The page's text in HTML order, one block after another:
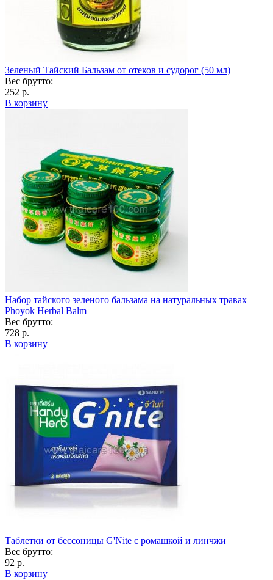
Зеленый Тайский Бальзам от отеков и судорог (50 мл)
Вес брутто:
252 р.
В корзину
Набор тайского зеленого бальзама на натуральных травах
Phoyok Herbal Balm
Вес брутто:
728 р.
В корзину
Таблетки от бессоницы G'Nite с ромашкой и линчжи
Вес брутто:
92 р.
В корзину